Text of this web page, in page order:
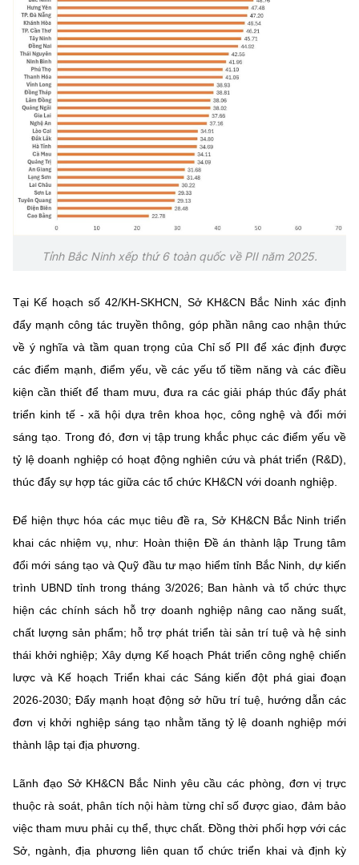
Năng lượng nguyên tử
Nhiệm vụ trọng tâm
Chọn ngôn ngữ
Vietnamese
BỘ KHOA HỌC VÀ CÔNG NGHỆ
MINISTRY OF SCIENCE AND TECHNOLOGY
Điều khoản sử dụng Theo dõi MST:
Cơ quan chủ quản: Bộ Khoa học và Công nghệ (MST)
Giám đốc Trung tâm Truyền thông Khoa học và Công nghệ.
Liên hệ
Địa chỉ: Ban Biên tập Cổng TTĐT - 18 Nguyễn Du, TP. Hà Nội
Điện thoại: 024 3936 9506
Email:stc@mst.gov.vn
©2026 Bản quyền thuộc Bộ Khoa Học và Công Nghệ
Tỉnh Bắc Ninh xếp thứ 6 toàn quốc về PII năm 2025.
Tại Kế hoạch số 42/KH-SKHCN, Sở KH&CN Bắc Ninh xác định
đẩy mạnh công tác truyền thông, góp phần nâng cao nhận thức
về ý nghĩa và tầm quan trọng của Chỉ số PII để xác định được
các điểm mạnh, điểm yếu, về các yếu tố tiềm năng và các điều
kiện cần thiết để tham mưu, đưa ra các giải pháp thúc đẩy phát
triển kinh tế - xã hội dựa trên khoa học, công nghệ và đổi mới
sáng tạo. Trong đó, đơn vị tập trung khắc phục các điểm yếu về
tỷ lệ doanh nghiệp có hoạt động nghiên cứu và phát triển (R&D),
thúc đẩy sự hợp tác giữa các tổ chức KH&CN với doanh nghiệp.
Để hiện thực hóa các mục tiêu đề ra, Sở KH&CN Bắc Ninh triển
khai các nhiệm vụ, như: Hoàn thiện Đề án thành lập Trung tâm
đổi mới sáng tạo và Quỹ đầu tư mạo hiểm tỉnh Bắc Ninh, dự kiến
trình UBND tỉnh trong tháng 3/2026; Ban hành và tổ chức thực
hiện các chính sách hỗ trợ doanh nghiệp nâng cao năng suất,
chất lượng sản phẩm; hỗ trợ phát triển tài sản trí tuệ và hệ sinh
thái khởi nghiệp; Xây dựng Kế hoạch Phát triển công nghệ chiến
lược và Kế hoạch Triển khai các Sáng kiến đột phá giai đoạn
2026-2030; Đẩy mạnh hoạt động sở hữu trí tuệ, hướng dẫn các
đơn vị khởi nghiệp sáng tạo nhằm tăng tỷ lệ doanh nghiệp mới
thành lập tại địa phương.
Lãnh đạo Sở KH&CN Bắc Ninh yêu cầu các phòng, đơn vị trực
thuộc rà soát, phân tích nội hàm từng chỉ số được giao, đảm bảo
việc tham mưu phải cụ thể, thực chất. Đồng thời phối hợp với các
Sở, ngành, địa phương liên quan tổ chức triển khai và định kỳ